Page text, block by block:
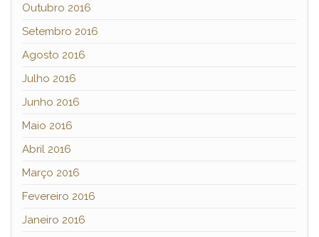
Outubro 2016
Setembro 2016
Agosto 2016
Julho 2016
Junho 2016
Maio 2016
Abril 2016
Março 2016
Fevereiro 2016
Janeiro 2016